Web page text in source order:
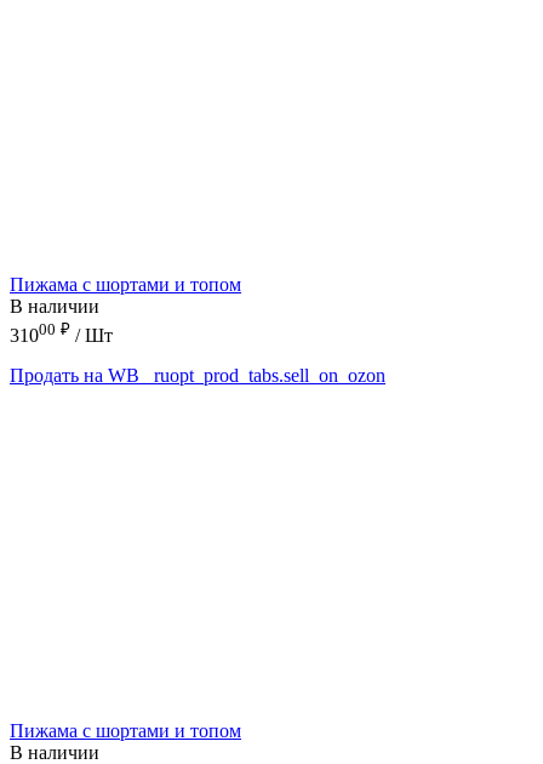
Пижама с шортами и топом
В наличии
31000 ₽ / Шт
Продать на WB
_ruopt_prod_tabs.sell_on_ozon
Пижама с шортами и топом
В наличии